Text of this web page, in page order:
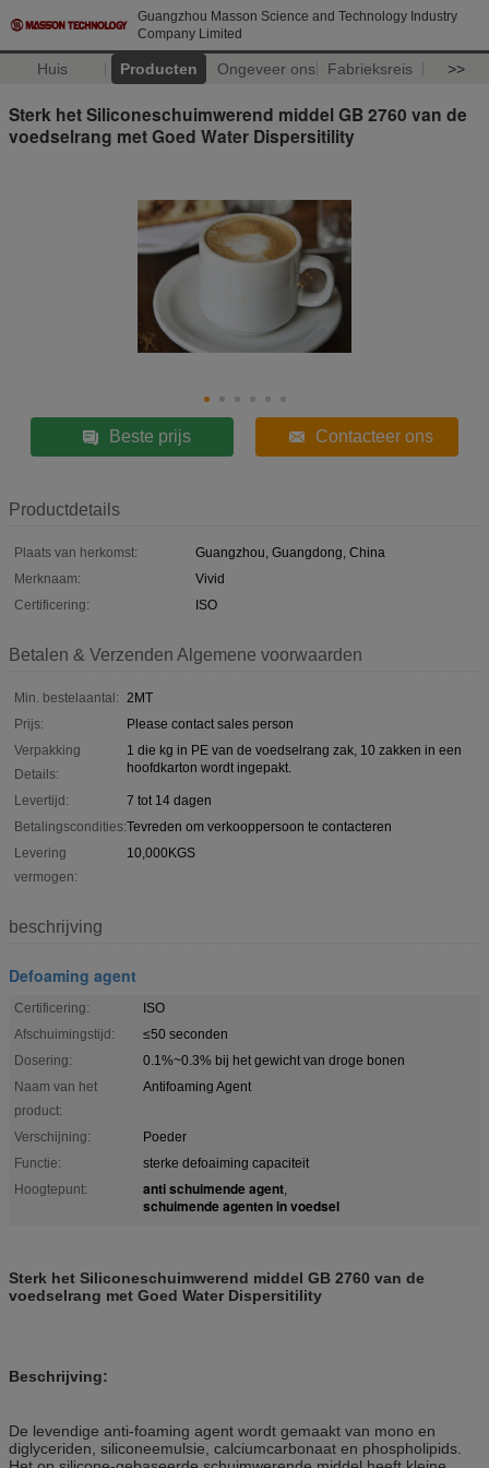
Guangzhou Masson Science and Technology Industry
Company Limited
Huis Producten Ongeveer ons Fabrieksreis >>
Sterk het Siliconeschuimwerend middel GB 2760 van de
voedselrang met Goed Water Dispersitility
Beste prijs Contacteer ons
Productdetails
Plaats van herkomst:
Guangzhou, Guangdong, China
Merknaam:
Vivid
Certificering:
ISO
Betalen & Verzenden Algemene voorwaarden
Min. bestelaantal: 2MT
Prijs:
Please contact sales person
Verpakking
Details:
1 die kg in PE van de voedselrang zak, 10 zakken in een
hoofdkarton wordt ingepakt.
Levertijd:
7 tot 14 dagen
Betalingscondities:Tevreden om verkooppersoon te contacteren
Levering
vermogen:
10,000KGS
beschrijving
Defoaming agent
Certificering:
ISO
Afschuimingstijd:
≤50 seconden
Dosering:
0.1%~0.3% bij het gewicht van droge bonen
Naam van het
product:
Antifoaming Agent
Verschijning:
Poeder
Functie:
sterke defoaiming capaciteit
Hoogtepunt:
anti schuimende agent,
schuimende agenten in voedsel
Sterk het Siliconeschuimwerend middel GB 2760 van de
voedselrang met Goed Water Dispersitility
Beschrijving:
De levendige anti-foaming agent wordt gemaakt van mono en
diglyceriden, siliconeemulsie, calciumcarbonaat en phospholipids.